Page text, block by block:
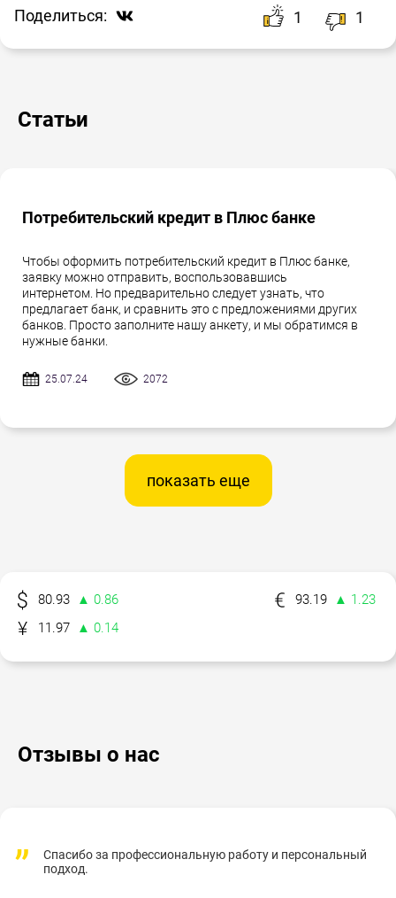
Поделиться: 1 1
Статьи
Потребительский кредит в Плюс банке
Чтобы оформить потребительский кредит в Плюс банке,
заявку можно отправить, воспользовавшись
интернетом. Но предварительно следует узнать, что
предлагает банк, и сравнить это с предложениями других
банков. Просто заполните нашу анкету, и мы обратимся в
нужные банки.
25.07.24 2072
показать еще
80.93 ▲ 0.86 93.19
▲ 1.23
11.97
▲ 0.14
Отзывы о нас
Спасибо за профессиональную работу и персональный
подход.